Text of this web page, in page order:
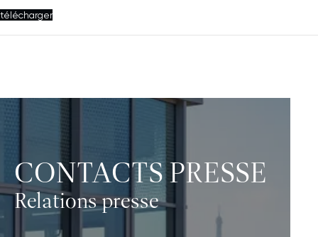
télécharger
CONTACTS PRESSE
Relations presse